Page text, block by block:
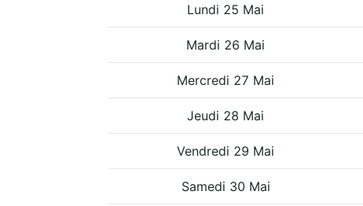
Lundi 25 Mai
Mardi 26 Mai
Mercredi 27 Mai
Jeudi 28 Mai
Vendredi 29 Mai
Samedi 30 Mai